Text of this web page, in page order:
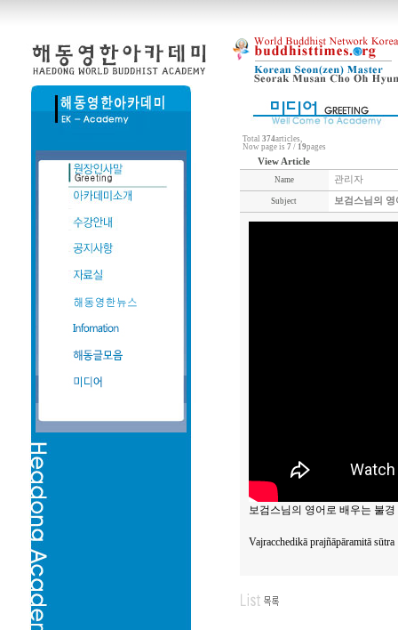
Total 374articles,
Now page is 7/ 19pages
View Article
Name 관리자
Subject 보검스님의
보검스님의 영어로 배우는 불
Vajracchedikā prajñāpāramitā sūtra